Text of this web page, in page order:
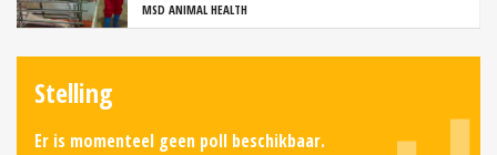
MSD ANIMAL HEALTH
Stelling
Er is momenteel geen poll beschikbaar.